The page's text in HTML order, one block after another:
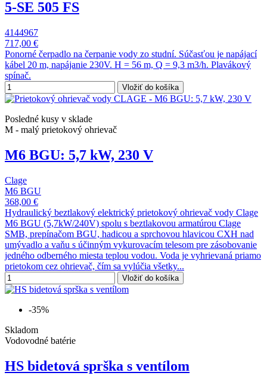
5-SE 505 FS
4144967
717,00 €
Ponorné čerpadlo na čerpanie vody zo studní. Súčasťou je napájací
kábel 20 m, napájanie 230V. H = 56 m, Q = 9,3 m3/h. Plavákový
spínač.
Vložiť do košíka
Posledné kusy v sklade
M - malý prietokový ohrievač
M6 BGU: 5,7 kW, 230 V
Clage
M6 BGU
368,00 €
Hydraulický beztlakový elektrický prietokový ohrievač vody Clage
M6 BGU (5,7kW/240V) spolu s beztlakovou armatúrou Clage
SMB, prepínačom BGU, hadicou a sprchovou hlavicou CXH nad
umývadlo a vaňu s účinným vykurovacím telesom pre zásobovanie
jedného odberného miesta teplou vodou. Voda je vyhrievaná priamo
prietokom cez ohrievač, čím sa vylúčia všetky...
Vložiť do košíka
-35%
Skladom
Vodovodné batérie
HS bidetová sprška s ventílom